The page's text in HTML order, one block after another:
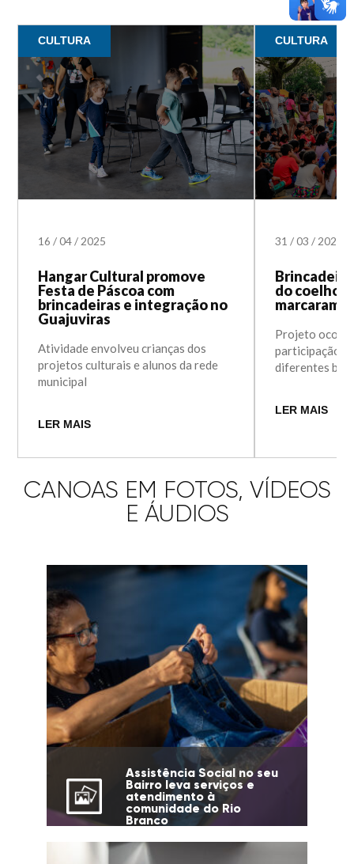
CULTURA
16/04/ 2025
Hangar Cultural promove
Festa de Páscoa com
brincadeiras e integração no
Guajuviras
Atividade envolveu crianças dos
projetos culturais e alunos da rede
municipal
LER MAIS
CULTURA
31/03/ 2024
do coelho
marcaram
Projeto ocorre
participação
diferentes
LER MAIS
CANOAS EM FOTOS, VÍDEOS
E ÁUDIOS
Assistência Social no seu
Bairro leva serviços e
atendimento à
comunidade do Rio
Branco